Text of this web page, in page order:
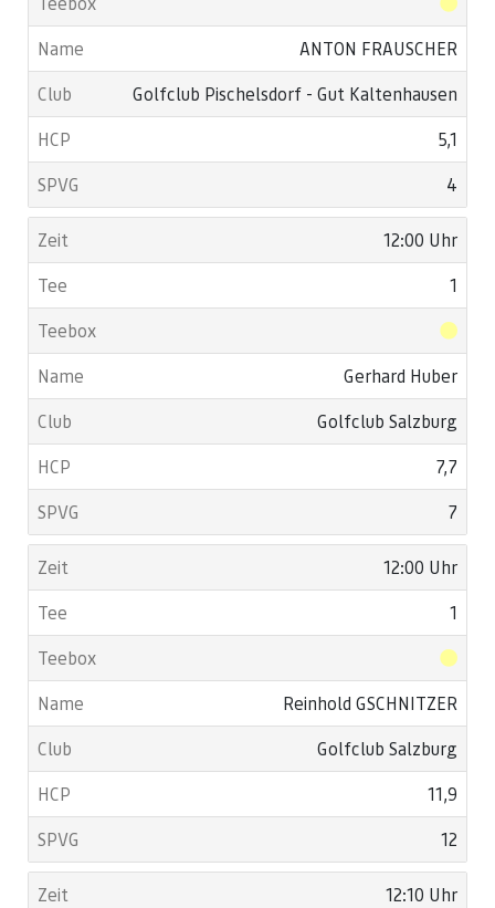
ANTON FRAUSCHER
Golfclub Pischelsdorf - Gut Kaltenhausen
5,1
4
12:00 Uhr
1
Gerhard Huber
Golfclub Salzburg
7,7
7
12:00 Uhr
1
Reinhold GSCHNITZER
Golfclub Salzburg
11,9
12
12:10 Uhr